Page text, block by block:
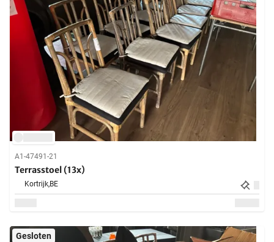
A1-47491-21
Terrasstoel (13x)
Kortrijk,BE
Gesloten